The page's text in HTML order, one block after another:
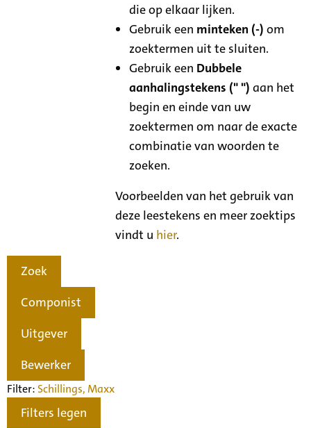
die op elkaar lijken.
Gebruik een minteken (-) om
zoektermen uit te sluiten.
Gebruik een Dubbele
aanhalingstekens (" ") aan het
begin en einde van uw
zoektermen om naar de exacte
combinatie van woorden te
zoeken.
Voorbeelden van het gebruik van
deze leestekens en meer zoektips
vindt u hier.
Zoek
Componist
Uitgever
Bewerker
Filter: Schillings, Maxx
Filters legen